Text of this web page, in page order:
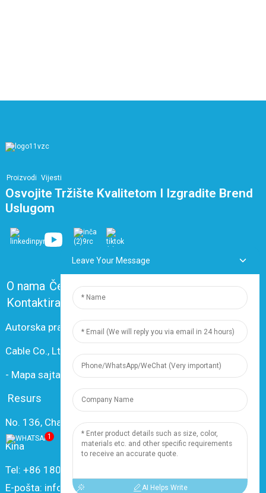
Proizvodi Vijesti
Osvojite Tržište Kvalitetom I Izgradite Brend
Uslugom
O nama Često postavljana pitanja
Kontaktirajte nas
Autorska prava © 2024 Shanghai Dingzun Electric &
Cable Co., Ltd. Sva prava pridržana.
- Mapa sajta Resource
Resurs
No. 136, Changxiang Rd., Grad Nanxiang, 201802, Šangaj,
Kina
Tel: +86 18019377761
E-pošta: info@dingzuncable.com
1
Leave Your Message
AI Helps Write